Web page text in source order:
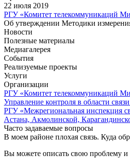
22 июля 2019
РГУ «Комитет телекоммуникаций
Об утверждении Методики
Новости
Полезные материалы
Медиагалерея
События
Реализуемые проекты
Услуги
Организации
РГУ «Комитет телекоммуникаций
Управление контроля в области
РГУ «Межрегиональная инспекция
Астана, Акмолинской,
Часто задаваемые вопросы
В моем районе плохая связь. Куда
Вы можете описать свою проблему и